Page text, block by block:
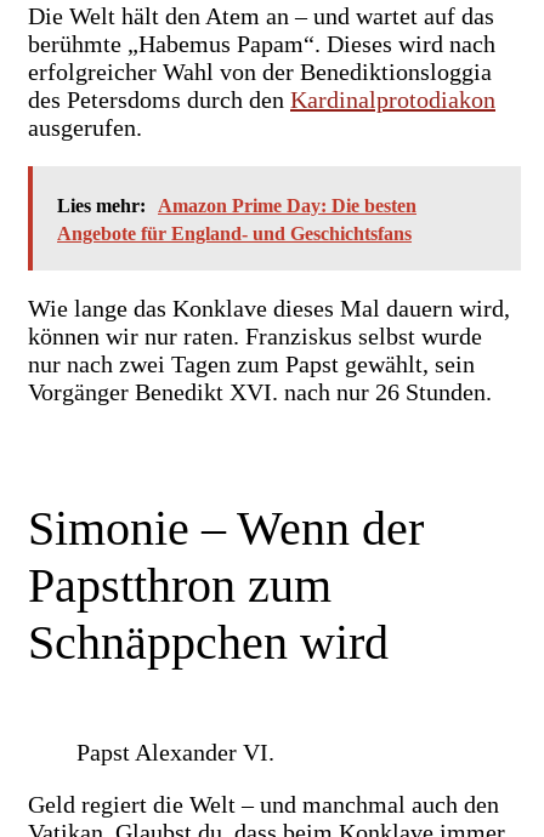
Die Welt hält den Atem an – und wartet auf das
berühmte „Habemus Papam“. Dieses wird nach
erfolgreicher Wahl von der Benediktionsloggia
des Petersdoms durch den Kardinalprotodiakon
ausgerufen.
Lies mehr:
Amazon Prime Day: Die besten
Angebote für England- und Geschichtsfans
Wie lange das Konklave dieses Mal dauern wird,
können wir nur raten. Franziskus selbst wurde
nur nach zwei Tagen zum Papst gewählt, sein
Vorgänger Benedikt XVI. nach nur 26 Stunden.
Simonie – Wenn der
Papstthron zum
Schnäppchen wird
Papst Alexander VI.
Geld regiert die Welt – und manchmal auch den